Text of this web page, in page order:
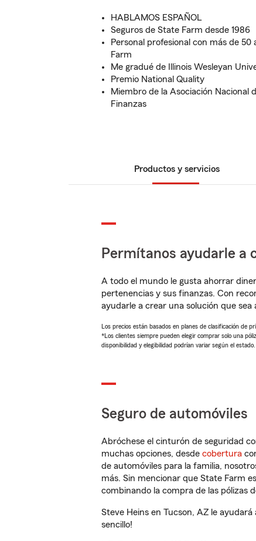
HABLAMOS ESPAÑOL
Seguros de State Farm desde 1986
Personal profesional con más de
Farm
Me gradué de Illinois Wesleyan
Premio National Quality
Miembro de la Asociación Nacional
Finanzas
Productos y servicios
Permítanos ayudarle a
A todo el mundo le gusta ahorrar
pertenencias y sus finanzas. Con
ayudarle a crear una solución que sea
Los precios están basados en planes de clasificación de
*Los clientes siempre pueden elegir comprar solo una
disponibilidad y elegibilidad podrían variar según el estado.
Seguro de automóviles
Abróchese el cinturón de seguridad
muchas opciones, desde cobertura
de automóviles para la familia,
más. Sin mencionar que State Farm
combinando la compra de las pólizas
Steve Heins en Tucson, AZ le
sencillo!